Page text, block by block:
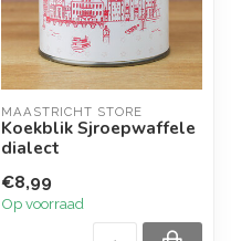
MAASTRICHT STORE
Koekblik Sjroepwaffele
dialect
€8,99
Op voorraad